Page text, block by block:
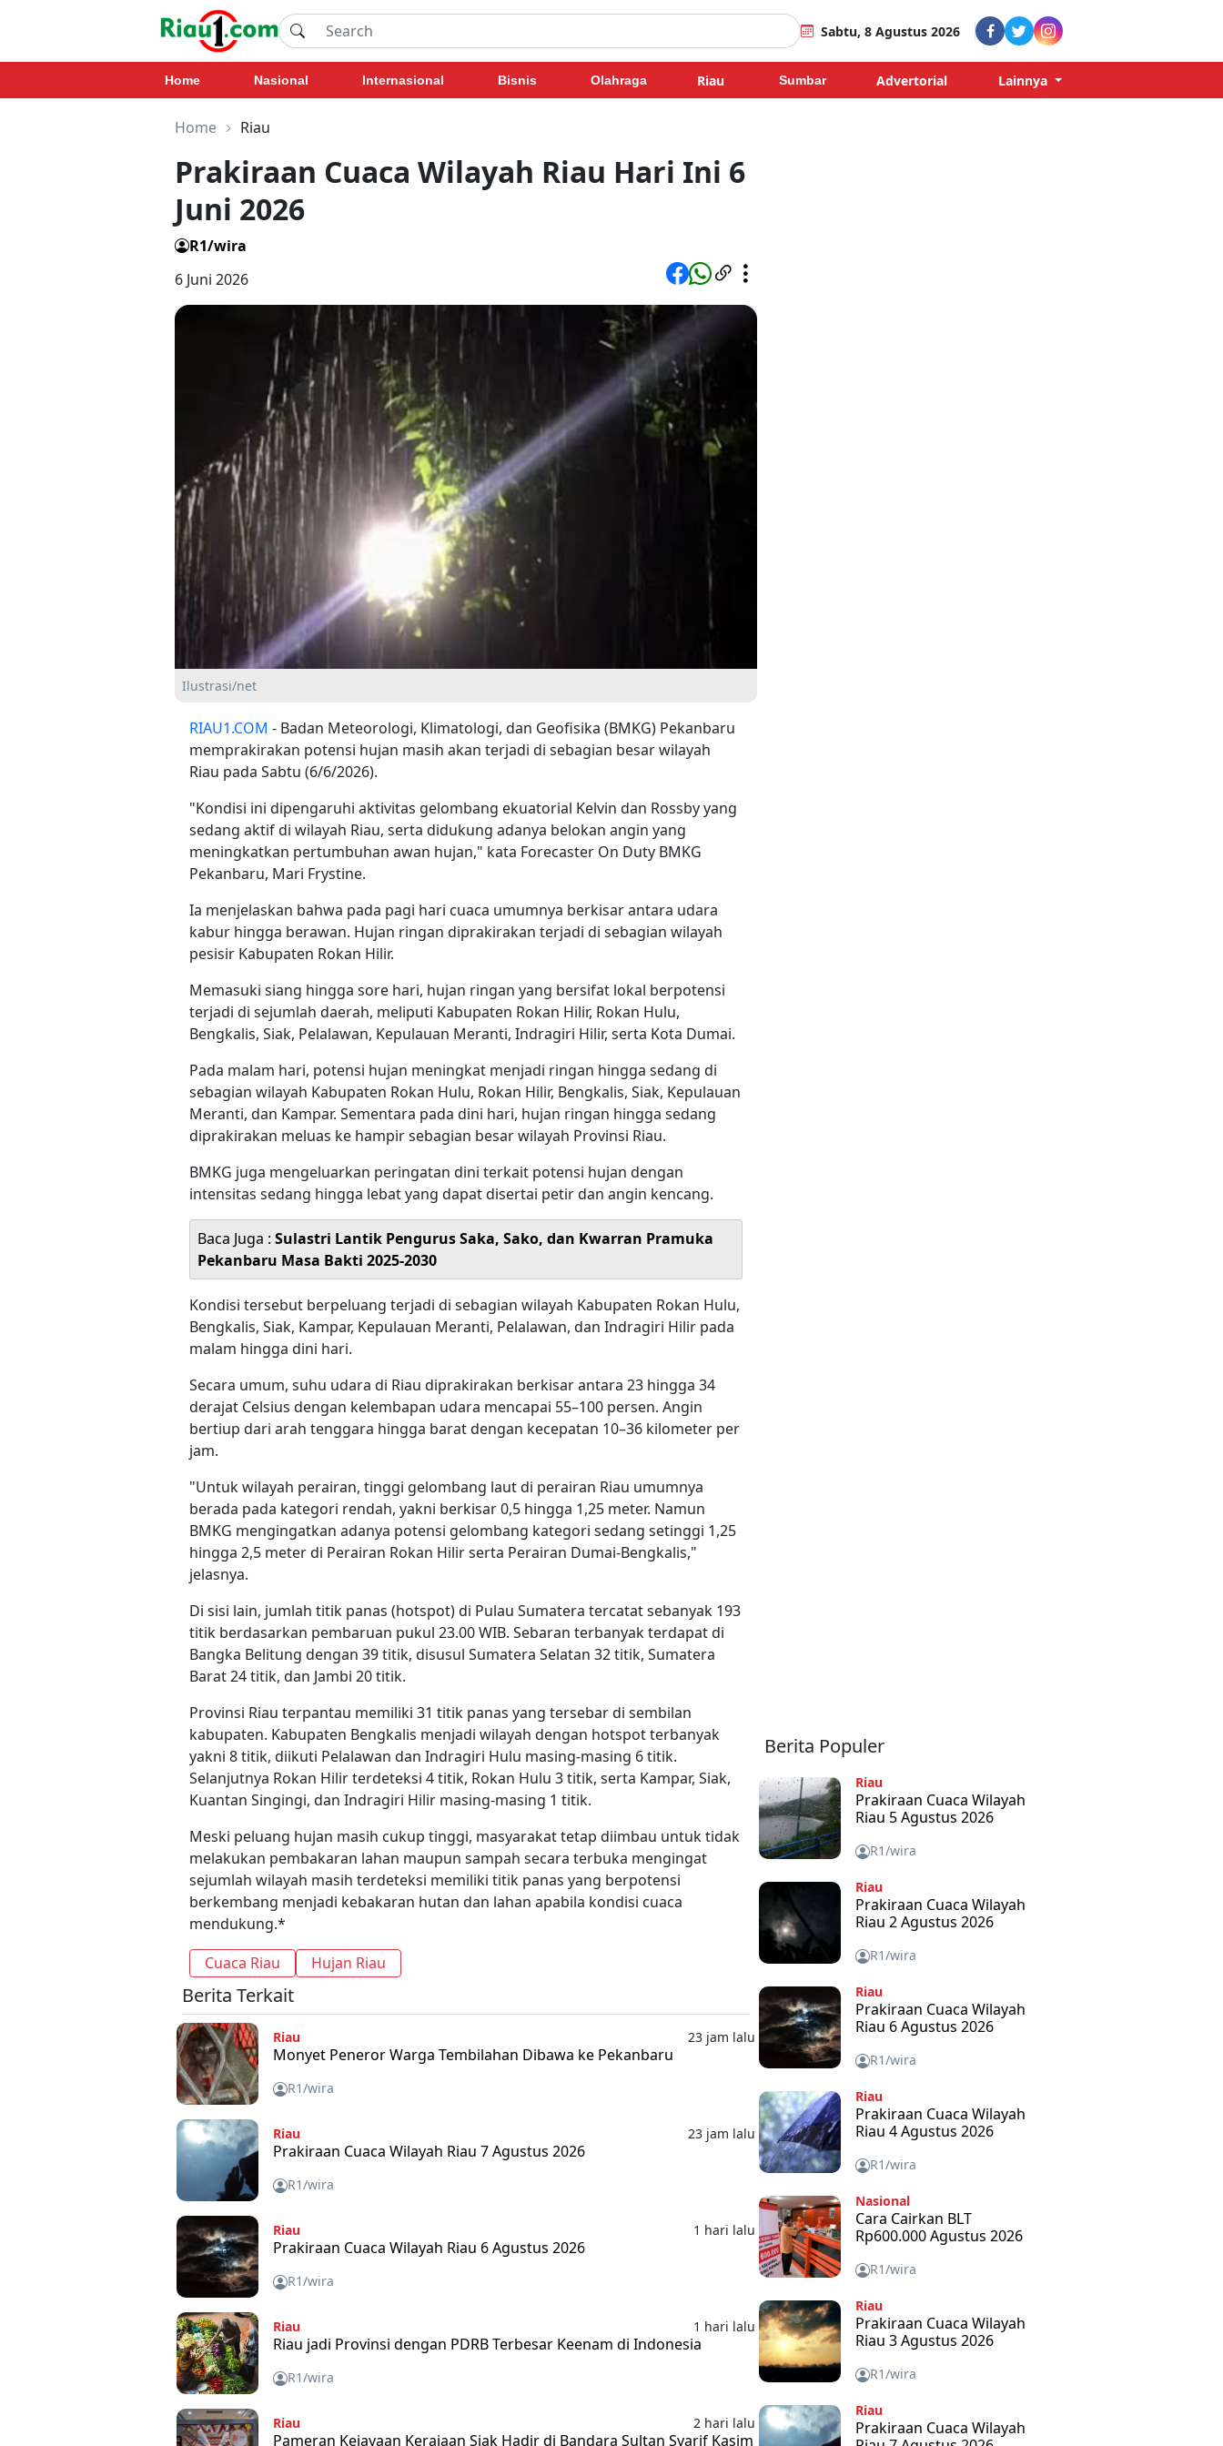
Sabtu, 8 Agustus 2026
Home Nasional Internasional Bisnis Olahraga Riau Sumbar Advertorial Lainnya
Home Riau
Prakiraan Cuaca Wilayah Riau Hari Ini 6
Juni 2026
R1/wira
6 Juni 2026
Ilustrasi/net
RIAU1.COM - Badan Meteorologi, Klimatologi, dan Geofisika (BMKG) Pekanbaru
memprakirakan potensi hujan masih akan terjadi di sebagian besar wilayah
Riau pada Sabtu (6/6/2026).
"Kondisi ini dipengaruhi aktivitas gelombang ekuatorial Kelvin dan Rossby yang
sedang aktif di wilayah Riau, serta didukung adanya belokan angin yang
meningkatkan pertumbuhan awan hujan," kata Forecaster On Duty BMKG
Pekanbaru, Mari Frystine.
Ia menjelaskan bahwa pada pagi hari cuaca umumnya berkisar antara udara
kabur hingga berawan. Hujan ringan diprakirakan terjadi di sebagian wilayah
pesisir Kabupaten Rokan Hilir.
Memasuki siang hingga sore hari, hujan ringan yang bersifat lokal berpotensi
terjadi di sejumlah daerah, meliputi Kabupaten Rokan Hilir, Rokan Hulu,
Bengkalis, Siak, Pelalawan, Kepulauan Meranti, Indragiri Hilir, serta Kota Dumai.
Pada malam hari, potensi hujan meningkat menjadi ringan hingga sedang di
sebagian wilayah Kabupaten Rokan Hulu, Rokan Hilir, Bengkalis, Siak, Kepulauan
Meranti, dan Kampar. Sementara pada dini hari, hujan ringan hingga sedang
diprakirakan meluas ke hampir sebagian besar wilayah Provinsi Riau.
BMKG juga mengeluarkan peringatan dini terkait potensi hujan dengan
intensitas sedang hingga lebat yang dapat disertai petir dan angin kencang.
Baca Juga : Sulastri Lantik Pengurus Saka, Sako, dan Kwarran Pramuka
Pekanbaru Masa Bakti 2025-2030
Kondisi tersebut berpeluang terjadi di sebagian wilayah Kabupaten Rokan Hulu,
Bengkalis, Siak, Kampar, Kepulauan Meranti, Pelalawan, dan Indragiri Hilir pada
malam hingga dini hari.
Secara umum, suhu udara di Riau diprakirakan berkisar antara 23 hingga 34
derajat Celsius dengan kelembapan udara mencapai 55–100 persen. Angin
bertiup dari arah tenggara hingga barat dengan kecepatan 10–36 kilometer per
jam.
"Untuk wilayah perairan, tinggi gelombang laut di perairan Riau umumnya
berada pada kategori rendah, yakni berkisar 0,5 hingga 1,25 meter. Namun
BMKG mengingatkan adanya potensi gelombang kategori sedang setinggi 1,25
hingga 2,5 meter di Perairan Rokan Hilir serta Perairan Dumai-Bengkalis,"
jelasnya.
Di sisi lain, jumlah titik panas (hotspot) di Pulau Sumatera tercatat sebanyak 193
titik berdasarkan pembaruan pukul 23.00 WIB. Sebaran terbanyak terdapat di
Bangka Belitung dengan 39 titik, disusul Sumatera Selatan 32 titik, Sumatera
Barat 24 titik, dan Jambi 20 titik.
Provinsi Riau terpantau memiliki 31 titik panas yang tersebar di sembilan
kabupaten. Kabupaten Bengkalis menjadi wilayah dengan hotspot terbanyak
yakni 8 titik, diikuti Pelalawan dan Indragiri Hulu masing-masing 6 titik.
Selanjutnya Rokan Hilir terdeteksi 4 titik, Rokan Hulu 3 titik, serta Kampar, Siak,
Kuantan Singingi, dan Indragiri Hilir masing-masing 1 titik.
Meski peluang hujan masih cukup tinggi, masyarakat tetap diimbau untuk tidak
melakukan pembakaran lahan maupun sampah secara terbuka mengingat
sejumlah wilayah masih terdeteksi memiliki titik panas yang berpotensi
berkembang menjadi kebakaran hutan dan lahan apabila kondisi cuaca
mendukung.*
Cuaca Riau
Hujan Riau
Berita Terkait
Riau 23 jam lalu
Monyet Peneror Warga Tembilahan Dibawa ke Pekanbaru
R1/wira
Riau 23 jam lalu
Prakiraan Cuaca Wilayah Riau 7 Agustus 2026
R1/wira
Riau 1 hari lalu
Prakiraan Cuaca Wilayah Riau 6 Agustus 2026
R1/wira
Riau 1 hari lalu
Riau jadi Provinsi dengan PDRB Terbesar Keenam di Indonesia
R1/wira
Riau 2 hari lalu
Pameran Kejayaan Kerajaan Siak Hadir di Bandara Sultan Syarif Kasim
Berita Populer
Riau
Prakiraan Cuaca Wilayah
Riau 5 Agustus 2026
R1/wira
Riau
Prakiraan Cuaca Wilayah
Riau 2 Agustus 2026
R1/wira
Riau
Prakiraan Cuaca Wilayah
Riau 6 Agustus 2026
R1/wira
Riau
Prakiraan Cuaca Wilayah
Riau 4 Agustus 2026
R1/wira
Nasional
Cara Cairkan BLT
Rp600.000 Agustus 2026
R1/wira
Riau
Prakiraan Cuaca Wilayah
Riau 3 Agustus 2026
R1/wira
Riau
Prakiraan Cuaca Wilayah